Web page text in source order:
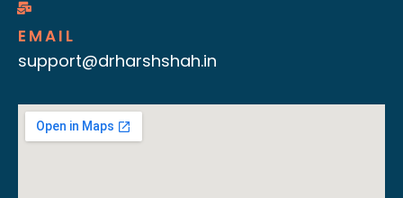
EMAIL
support@drharshshah.in